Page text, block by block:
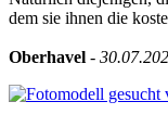
dem sie ihnen die
Oberhavel -